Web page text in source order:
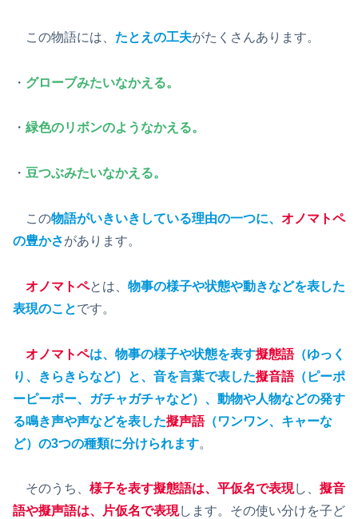
この物語には、 たとえの工夫がたくさんあります。
・ グローブみたいなかえる。
・ 緑色のリボンのようなかえる。
・ 豆つぶみたいなかえる。
この物語がいきいきしている理由の一つに、 オノマトペ
の豊かさがあります。
オノマトペとは、 物事の様子や状態や動きなどを表した
表現のことです。
オノマトペは、物事の様子や状態を表す擬態語（ゆっく
り、きらきらなど）と、音を言葉で表した擬音語（ピーポ
ーピーポー、ガチャガチャなど）、動物や人物などの発す
る鳴き声や声などを表した擬声語（ワンワン、キャーな
ど）の3つの種類に分けられます。
そのうち、 様子を表す擬態語は、平仮名で表現し、 擬音
語や擬声語は、片仮名で表現します。その使い分けを子ど